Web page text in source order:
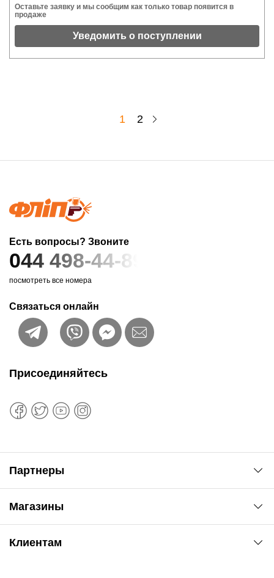
Оставьте заявку и мы сообщим как только товар появится в
продаже
Уведомить о поступлении
1 2
Есть вопросы? Звоните
044 498-44-89
посмотреть все номера
Связаться онлайн
Магазины
ул. Рабочая, 2-а
Клиентам
Присоединяйтесь
Партнеры